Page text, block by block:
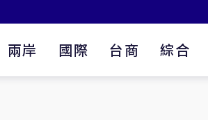
兩岸 國際 台商 綜合